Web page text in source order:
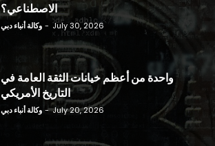
الاصطناعي؟
وكالة أنباء دبي - July 30, 2026
واحدة من أعظم خيانات الثقة العامة في
التاريخ الأمريكي
وكالة أنباء دبي - July 20, 2026